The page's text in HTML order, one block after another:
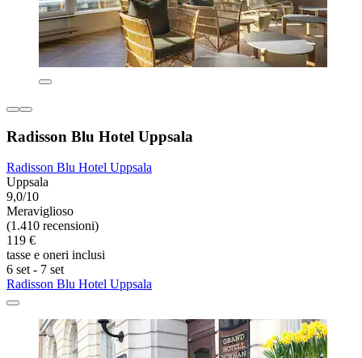
Radisson Blu Hotel Uppsala
Radisson Blu Hotel Uppsala
Uppsala
9,0/10
Meraviglioso
(1.410 recensioni)
119 €
tasse e oneri inclusi
6 set - 7 set
Radisson Blu Hotel Uppsala